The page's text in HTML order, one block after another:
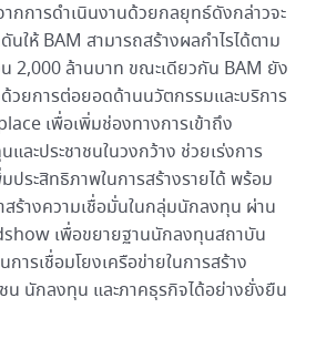
กการดำเนินงานด้วยกลยุทธ์ดังกล่าวจะ
ให้ BAM สามารถสร้างผลกำไรได้ตาม
น 2,000 ล้านบาท ขณะเดียวกัน BAM ยัง
วยการต่อยอดด้านนวัตกรรมและบริการ
เพื่อเพิ่มช่องทางการเข้าถึง
ละประชาชนในวงกว้าง ช่วยเร่งการ
ประสิทธิภาพในการสร้างรายได้ พร้อม
ร้างความเชื่อมั่นในกลุ่มนักลงทุน ผ่าน
เพื่อขยายฐานนักลงทุนสถาบัน
การเชื่อมโยงเครือข่ายในการสร้าง
ชน นักลงทุน และภาคธุรกิจได้อย่างยั่งยืน